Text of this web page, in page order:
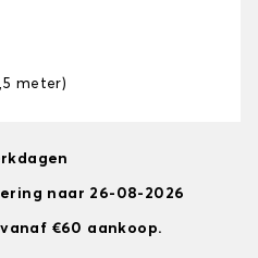
meter)
naar 26-08-2026
€60 aankoop.